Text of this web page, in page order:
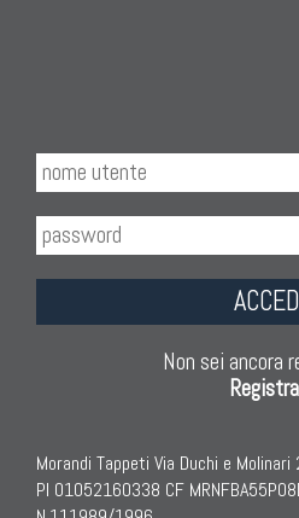
Non sei ancora
Morandi Tappeti Via Duchi e
PI 01052160338 CF